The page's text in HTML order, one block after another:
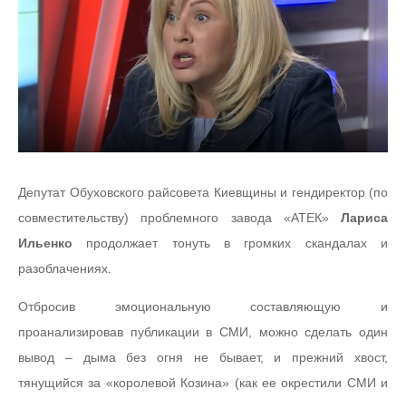
Депутат Обуховского райсовета Киевщины и гендиректор (по
совместительству) проблемного завода «АТЕК» Лариса
Ильенко продолжает тонуть в громких скандалах и
разоблачениях.
Отбросив эмоциональную составляющую и
проанализировав публикации в СМИ, можно сделать один
вывод – дыма без огня не бывает, и прежний хвост,
тянущийся за «королевой Козина» (как ее окрестили СМИ и